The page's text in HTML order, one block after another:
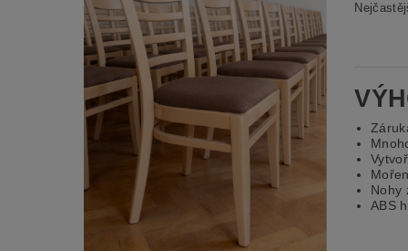
Nohy
ABS